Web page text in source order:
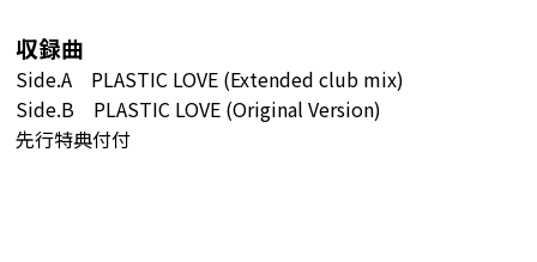
収録曲
Side.A PLASTIC LOVE (Extended club mix)
Side.B PLASTIC LOVE (Original Version)
先行特典付付